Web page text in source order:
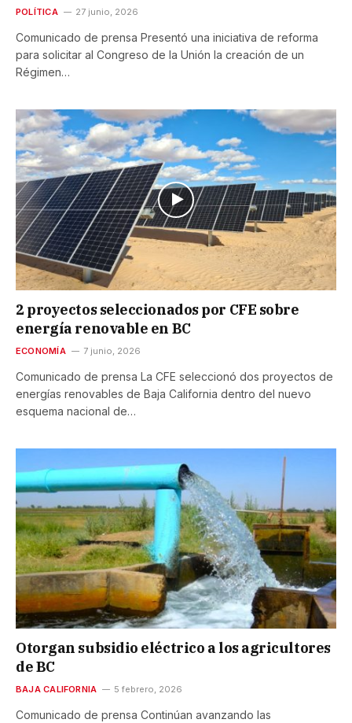
POLÍTICA 27 junio, 2026
Comunicado de prensa Presentó una iniciativa de reforma
para solicitar al Congreso de la Unión la creación de un
Régimen…
2 proyectos seleccionados por CFE sobre
energía renovable en BC
ECONOMÍA 7 junio, 2026
Comunicado de prensa La CFE seleccionó dos proyectos de
energías renovables de Baja California dentro del nuevo
esquema nacional de…
Otorgan subsidio eléctrico a los agricultores
de BC
BAJA CALIFORNIA 5 febrero, 2026
Comunicado de prensa Continúan avanzando las